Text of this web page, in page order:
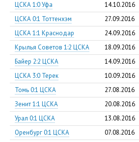
ЦСКА 1:0 Уфа
14.10.2016
ЦСКА 0:1 Тоттенхэм
27.09.2016
ЦСКА 1:1 Краснодар
24.09.2016
Крылья Советов 1:2 ЦСКА
18.09.2016
Байер 2:2 ЦСКА
14.09.2016
ЦСКА 3:0 Терек
10.09.2016
Томь 0:1 ЦСКА
27.08.2016
Зенит 1:1 ЦСКА
20.08.2016
Урал 0:1 ЦСКА
13.08.2016
Оренбург 0:1 ЦСКА
07.08.2016